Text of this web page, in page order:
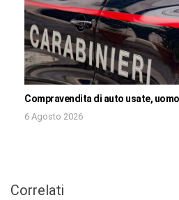
Compravendita di auto usate,
6 Agosto 2026
Correlati